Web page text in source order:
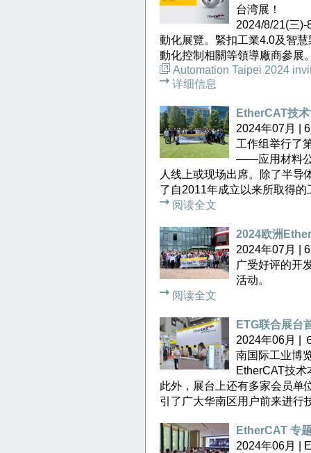
台湾展！
2024/8/21(三
動化展覽。緊扣工業4.0及智
動化控制相關等領導廠商參展
Automation Taipei 2024
详细信息
EtherCAT技
2024年07月 |
工作组举行了
——应用材料公
人线上或现场出席。除了半导
了自2011年成立以来所取得的
阅读全文
2024欧洲
2024年07月 |
广受好评的开
活动。
阅读全文
ETG联合展台
2024年06月 |
南国际工业博
EtherCAT技术
此外，展台上还有多家会员单
引了广大华南区用户前来进行
EtherCAT 专
2024年06月 |